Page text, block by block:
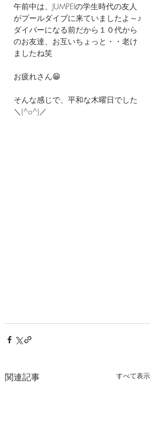
午前中は、JUMPEIの学生時代の友人
がプールダイブに来ていましたよ～♪
ダイバーになる前だから１０代から
のお友達、お互いちょっと・・老け
ましたね笑
お疲れさん😁
そんな感じで、平和な木曜日でした
＼(^o^)／
関連記事 すべて表示